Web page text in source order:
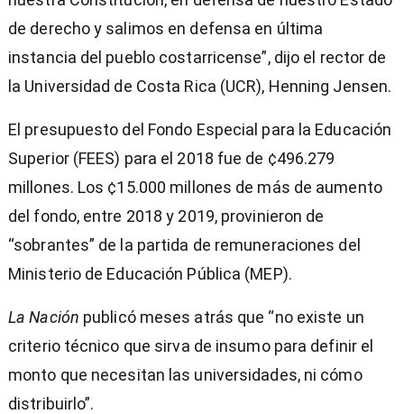
de derecho y salimos en defensa en última
instancia del pueblo costarricense”, dijo el rector de
la Universidad de Costa Rica (UCR), Henning Jensen.
El presupuesto del Fondo Especial para la Educación
Superior (FEES) para el 2018 fue de ¢496.279
millones. Los ¢15.000 millones de más de aumento
del fondo, entre 2018 y 2019, provinieron de
“sobrantes” de la partida de remuneraciones del
Ministerio de Educación Pública (MEP).
La Nación publicó meses atrás que “no existe un
criterio técnico que sirva de insumo para definir el
monto que necesitan las universidades, ni cómo
distribuirlo”.